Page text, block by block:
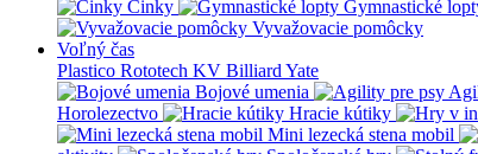
Činky
Gymnastické
Vyvažovacie pomôcky
Voľný čas
Plastico Rototech KV Billiard Yate
Bojové umenia
Horolezectvo
Hracie kútiky
Mini lezecká stena mobil